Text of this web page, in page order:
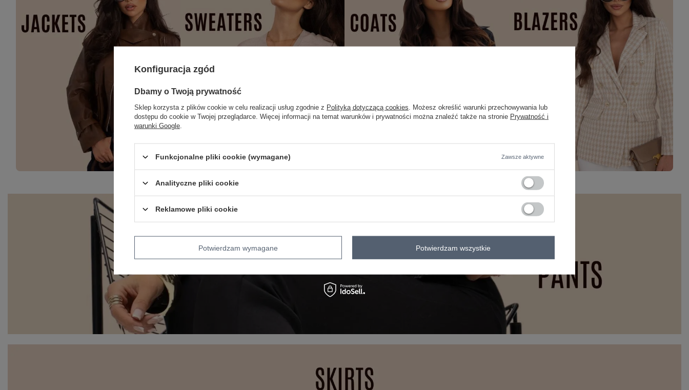
Konfiguracja zgód
Dbamy o Twoją prywatność
Sklep korzysta z plików cookie w celu realizacji usług zgodnie z Polityką dotyczącą cookies . Możesz określić warunki przechowywania lub
dostępu do cookie w Twojej przeglądarce. Więcej informacji na temat warunków i prywatności można znaleźć także na stronie Prywatność i
warunki Google
Funkcjonalne pliki cookie (wymagane) Zawsze aktywne
Analityczne pliki cookie
Reklamowe pliki cookie
Potwierdzam wymagane Potwierdzam wszystkie